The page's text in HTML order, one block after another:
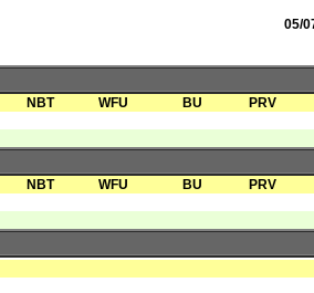
05/
NBT WFU BU PRV
NBT WFU BU PRV